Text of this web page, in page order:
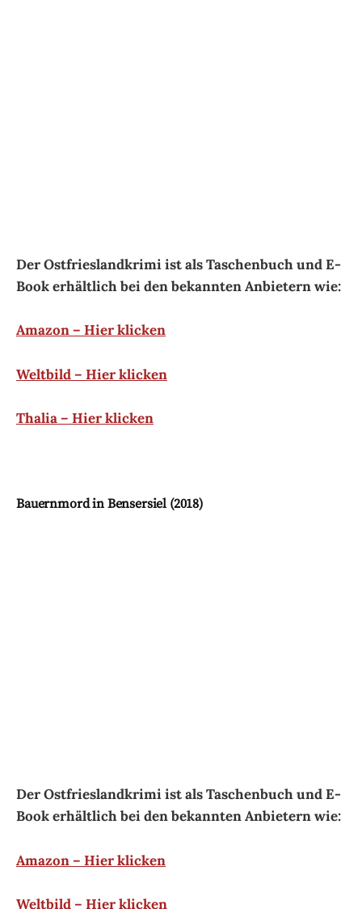
Bauernmord in Bensersiel (2018)
Book erhältlich bei den bekannten Anbietern wie:
Amazon – Hier klicken
Thalia – Hier klicken
Thalia – Hier klicken